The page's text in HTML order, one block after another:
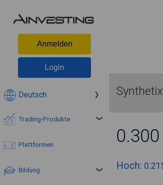
Anmelden
Login
Deutsch
Trading-Produkte
Plattformen
Bildung
Synthetix
0.300
Hoch: